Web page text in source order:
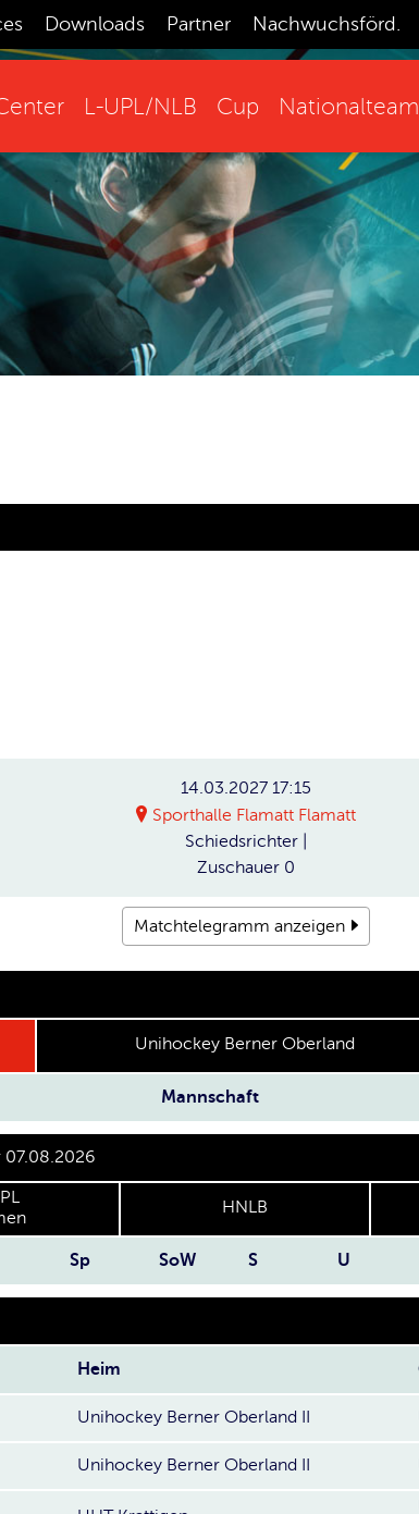
Downloads Partner Nachwuchsförd.
L-UPL/NLB Cup
14.03.2027 17:15
Sporthalle Flamatt Flamatt
Schiedsrichter
Zuschauer 0
Matchtelegramm anzeigen
Unihockey Berner Oberland
Mannschaft
07.08.2026
HNLB
Sp SoW S U
Heim
Unihockey Berner Oberland II
Unihockey Berner Oberland II